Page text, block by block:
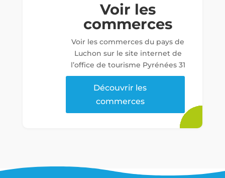
Voir les
commerces
Voir les commerces du pays de
Luchon sur le site internet de
l’office de tourisme Pyrénées 31
Découvrir les
commerces